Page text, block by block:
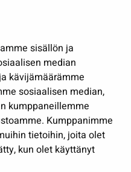
sisällön ja
median
kävijämäärämme
sosiaalisen median,
kumppaneillemme
Kumppanimme
tietoihin, joita olet
kun olet käyttänyt